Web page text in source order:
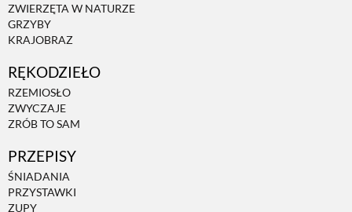
ZWIERZĘTA W NATURZE
GRZYBY
KRAJOBRAZ
RĘKODZIEŁO
RZEMIOSŁO
ZWYCZAJE
ZRÓB TO SAM
PRZEPISY
ŚNIADANIA
PRZYSTAWKI
ZUPY